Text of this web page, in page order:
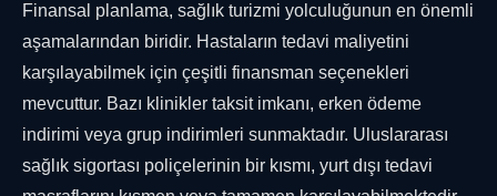
Finansal planlama, sağlık turizmi yolculuğunun en önemli
aşamalarından biridir. Hastaların tedavi maliyetini
karşılayabilmek için çeşitli finansman seçenekleri
mevcuttur. Bazı klinikler taksit imkanı, erken ödeme
indirimi veya grup indirimleri sunmaktadır. Uluslararası
sağlık sigortası poliçelerinin bir kısmı, yurt dışı tedavi